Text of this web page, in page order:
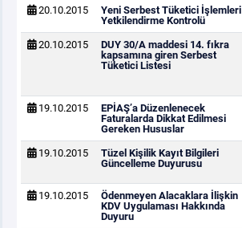
20.10.2015
Yeni Serbest Tüketici İşlemleri
Yetkilendirme Kontrolü
20.10.2015
DUY 30/A maddesi 14. fıkra
kapsamına giren Serbest
Tüketici Listesi
19.10.2015
EPİAŞ’a Düzenlenecek
Faturalarda Dikkat Edilmesi
Gereken Hususlar
19.10.2015
Tüzel Kişilik Kayıt Bilgileri
Güncelleme Duyurusu
19.10.2015
Ödenmeyen Alacaklara İlişkin
KDV Uygulaması Hakkında
Duyuru